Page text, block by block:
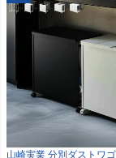
山崎実業 分別ダストワ